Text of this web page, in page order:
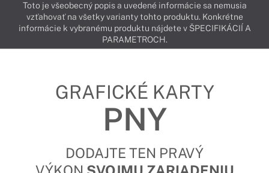
Toto je všeobecný popis a uvedené informácie sa nemusia
vzťahovať na všetky varianty tohto produktu. Konkrétne
informácie k vybranému produktu nájdete v ŠPECIFIKÁCIÍ A
PARAMETROCH.
GRAFICKÉ KARTY
PNY
DODAJTE TEN PRAVÝ